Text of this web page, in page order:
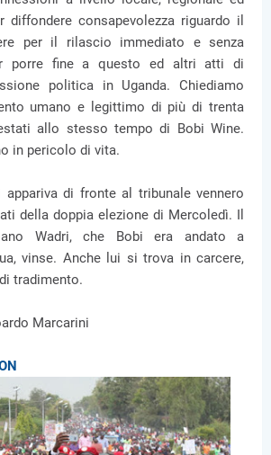
diffondere consapevolezza riguardo il
per il rilascio immediato e senza
porre fine a questo ed altri atti di
politica in Uganda. Chiediamo
umano e legittimo di più di trenta
allo stesso tempo di Bobi Wine.
in pericolo di vita.
appariva di fronte al tribunale vennero
della doppia elezione di Mercoledì. Il
Wadri, che Bobi era andato a
vinse. Anche lui si trova in carcere,
tradimento.
Marcarini